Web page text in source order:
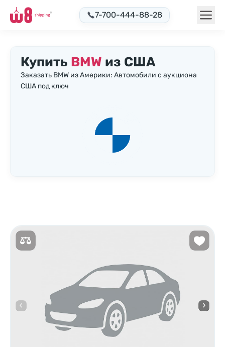
7-700-444-88-28
Купить BMW из США
Заказать BMW из Америки: Автомобили с аукциона
США под ключ